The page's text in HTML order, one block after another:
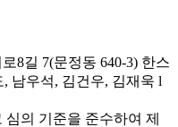
8길 7(문정동 640-3) 한스
, 남우석, 김건우, 김재욱 l
의 기준을 준수하여 제